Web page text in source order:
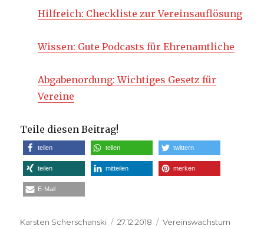
Hilfreich: Checkliste zur Vereinsauflösung
Wissen: Gute Podcasts für Ehrenamtliche
Abgabenordung: Wichtiges Gesetz für
Vereine
Teile diesen Beitrag!
teilen teilen twittern
teilen mitteilen merken
E-Mail
Autor
Karsten Scherschanski
Veröffentlicht
27.12.2018 Kategorien
Vereinswachstum